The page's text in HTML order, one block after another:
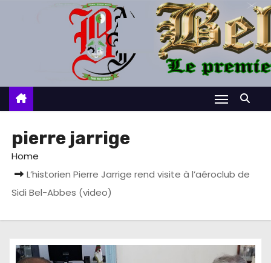
c
pierre jarrige
Home
L’historien Pierre Jarrige rend visite à l’aéroclub de
Sidi Bel-Abbes (video)